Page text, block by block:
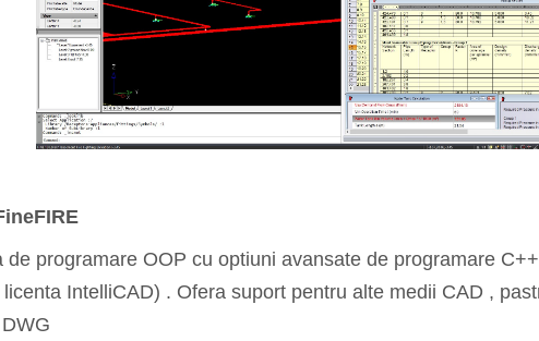
de programare OOP cu optiuni avansate de programare C++
IntelliCAD) . Ofera suport pentru alte medii CAD ,